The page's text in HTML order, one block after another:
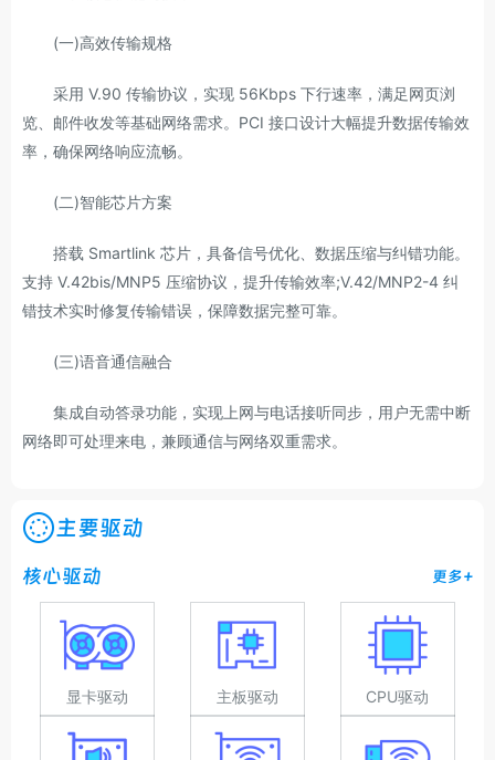
(一)高效传输规格
采用 V.90 传输协议，实现 56Kbps 下行速率，满足网页浏
览、邮件收发等基础网络需求。PCI 接口设计大幅提升数据传输效
率，确保网络响应流畅。
(二)智能芯片方案
搭载 Smartlink 芯片，具备信号优化、数据压缩与纠错功能。
支持 V.42bis/MNP5 压缩协议，提升传输效率;V.42/MNP2-4 纠
错技术实时修复传输错误，保障数据完整可靠。
(三)语音通信融合
集成自动答录功能，实现上网与电话接听同步，用户无需中断
网络即可处理来电，兼顾通信与网络双重需求。
主要驱动
核心驱动 更多+
显卡驱动 主板驱动 CPU驱动